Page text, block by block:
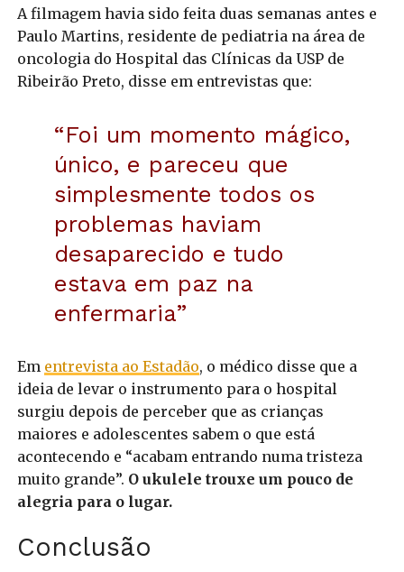
A filmagem havia sido feita duas semanas antes e
Paulo Martins, residente de pediatria na área de
oncologia do Hospital das Clínicas da USP de
Ribeirão Preto, disse em entrevistas que:
“Foi um momento mágico,
único, e pareceu que
simplesmente todos os
problemas haviam
desaparecido e tudo
estava em paz na
enfermaria”
Em entrevista ao Estadão, o médico disse que a
ideia de levar o instrumento para o hospital
surgiu depois de perceber que as crianças
maiores e adolescentes sabem o que está
acontecendo e “acabam entrando numa tristeza
muito grande”. O ukulele trouxe um pouco de
alegria para o lugar.
Conclusão